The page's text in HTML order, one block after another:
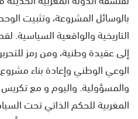
بالوسائل المشروعة، وتثبيت
التاريخية والواقعية
إلى عقيدة وطنية، ومن رمز
الوعي الوطني وإعادة بناء
والمسؤولية. واليوم و مع تكريس
المغربية للحكم الذاتي تحت